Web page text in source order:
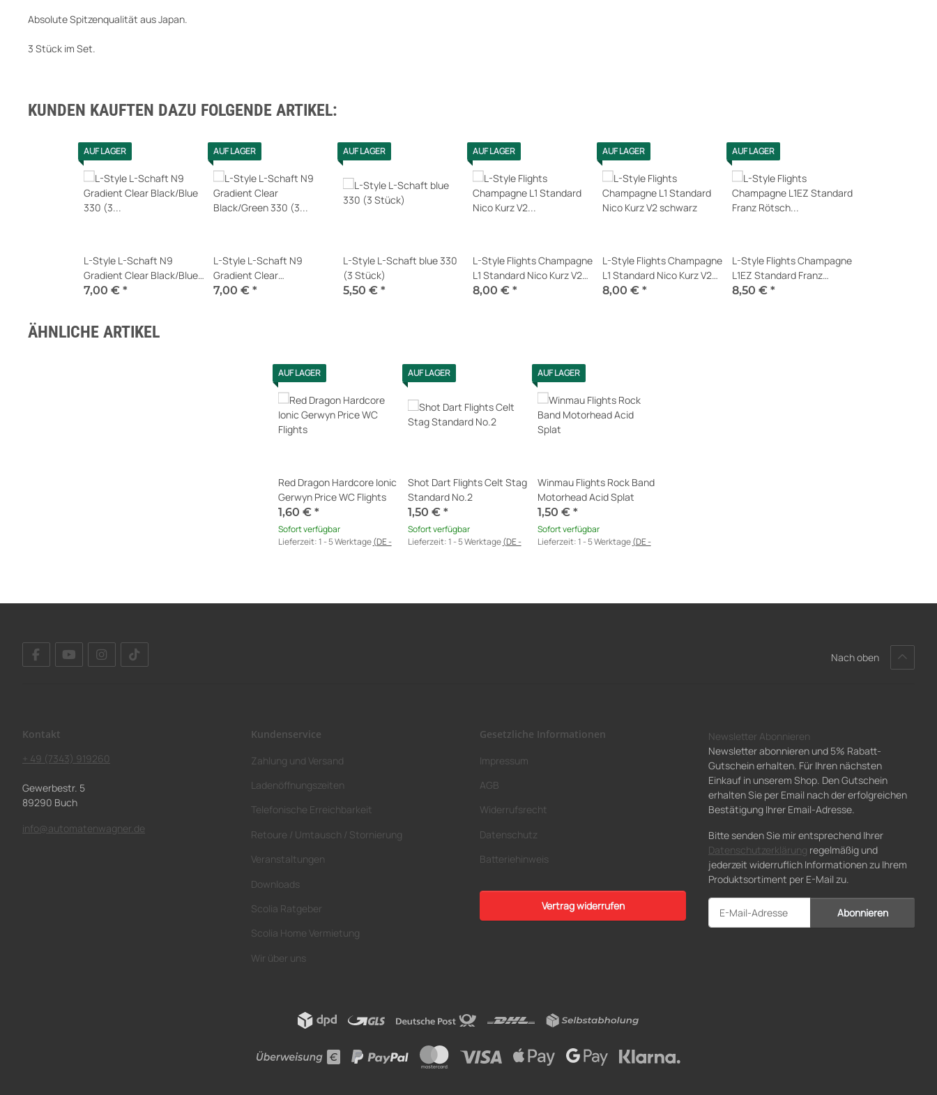
Absolute Spitzenqualität aus Japan.
3 Stück im Set.
KUNDEN KAUFTEN DAZU FOLGENDE ARTIKEL:
AUF LAGER
L-Style L-Schaft N9
Gradient Clear Black/Blue
330 (3 Stück)
7,00 € *
AUF LAGER
L-Style L-Schaft N9
Gradient Clear
Black/Green 330 (3 Stück)
7,00 € *
AUF LAGER
L-Style L-Schaft blue 330
(3 Stück)
5,50 € *
AUF LAGER
L-Style Flights Champagne
L1 Standard Nico Kurz V2
weiß
8,00 € *
AUF LAGER
L-Style Flights Champagne
L1 Standard Nico Kurz V2
schwarz
8,00 € *
AUF LAGER
L-Style Flights Champagne
L1EZ Standard Franz
Rötsch Black
8,50 € *
ÄHNLICHE ARTIKEL
AUF LAGER
Red Dragon Hardcore Ionic
Gerwyn Price WC Flights
1,60 € *
Sofort verfügbar
Lieferzeit:1 - 5 Werktage(DE -
AUF LAGER
Shot Dart Flights Celt Stag
Standard No.2
1,50 € *
Sofort verfügbar
Lieferzeit:1 - 5 Werktage(DE -
AUF LAGER
Winmau Flights Rock Band
Motorhead Acid Splat
1,50 € *
Sofort verfügbar
Lieferzeit:1 - 5 Werktage(DE -
Nach oben
Kontakt
+ 49 (7343) 919260
Gewerbestr. 5
89290 Buch
info@automatenwagner.de
Kundenservice
Zahlung und Versand
Ladenöffnungszeiten
Telefonische Erreichbarkeit
Retoure / Umtausch / Stornierung
Veranstaltungen
Downloads
Scolia Ratgeber
Scolia Home Vermietung
Wir über uns
Gesetzliche Informationen
Impressum
AGB
Widerrufsrecht
Datenschutz
Batteriehinweis
Vertrag widerrufen
Newsletter Abonnieren
Newsletter abonnieren und 5% Rabatt-
Gutschein erhalten. Für Ihren nächsten
Einkauf in unserem Shop. Den Gutschein
erhalten Sie per Email nach der erfolgreichen
Bestätigung Ihrer Email-Adresse.
Bitte senden Sie mir entsprechend Ihrer
Datenschutzerklärung regelmäßig und
jederzeit widerruflich Informationen zu Ihrem
Produktsortiment per E-Mail zu.
Abonnieren